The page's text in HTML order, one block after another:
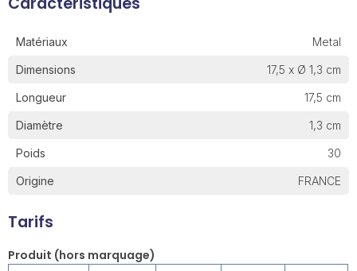
Matériaux Metal
Dimensions 17,5 x Ø 1,3 cm
Longueur 17,5 cm
Diamètre 1,3 cm
Poids 30
Origine FRANCE
Tarifs
Produit (hors marquage)